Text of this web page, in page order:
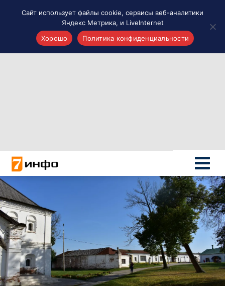
Новости России
Политика
Новости мира
О НАС
ПОИСК ПО САЙТУ
Сайт использует файлы cookie, сервисы веб-аналитики
Яндекс Метрика, и LiveInternet
Хорошо
Политика конфиденциальности